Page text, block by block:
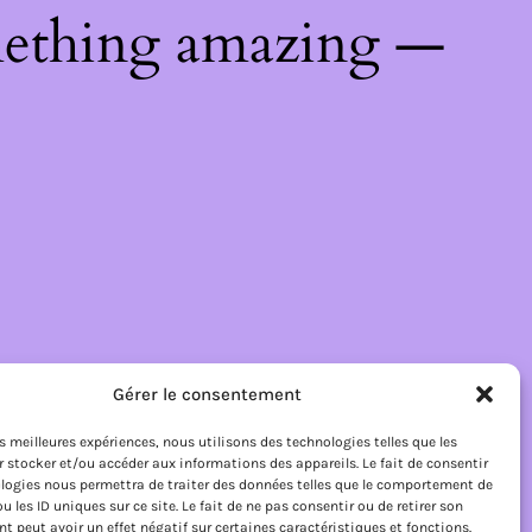
Gérer le consentement
meilleures expériences, nous utilisons des technologies telles que les
stocker et/ou accéder aux informations des appareils. Le fait de consentir
nous permettra de traiter des données telles que le comportement de
les ID uniques sur ce site. Le fait de ne pas consentir ou de retirer son
peut avoir un effet négatif sur certaines caractéristiques et fonctions.
amazing —